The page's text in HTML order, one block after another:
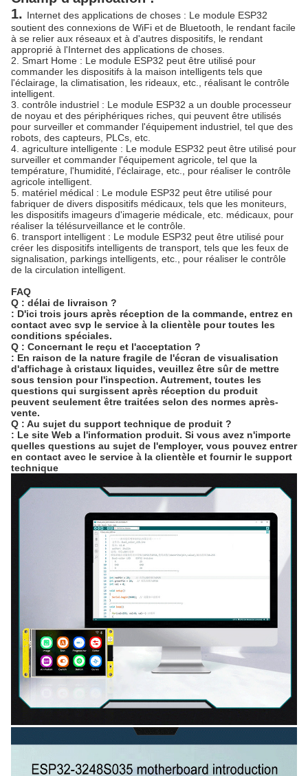
1. Internet des applications de choses : Le module ESP32
soutient des connexions de WiFi et de Bluetooth, le rendant facile
à se relier aux réseaux et à d'autres dispositifs, le rendant
approprié à l'Internet des applications de choses.
2. Smart Home : Le module ESP32 peut être utilisé pour
commander les dispositifs à la maison intelligents tels que
l'éclairage, la climatisation, les rideaux, etc., réalisant le contrôle
intelligent.
3. contrôle industriel : Le module ESP32 a un double processeur
de noyau et des périphériques riches, qui peuvent être utilisés
pour surveiller et commander l'équipement industriel, tel que des
robots, des capteurs, PLCs, etc.
4. agriculture intelligente : Le module ESP32 peut être utilisé pour
surveiller et commander l'équipement agricole, tel que la
température, l'humidité, l'éclairage, etc., pour réaliser le contrôle
agricole intelligent.
5. matériel médical : Le module ESP32 peut être utilisé pour
fabriquer de divers dispositifs médicaux, tels que les moniteurs,
les dispositifs imageurs d'imagerie médicale, etc. médicaux, pour
réaliser la télésurveillance et le contrôle.
6. transport intelligent : Le module ESP32 peut être utilisé pour
créer les dispositifs intelligents de transport, tels que les feux de
signalisation, parkings intelligents, etc., pour réaliser le contrôle
de la circulation intelligent.
FAQ
Q : délai de livraison ?
: D'ici trois jours après réception de la commande, entrez en
contact avec svp le service à la clientèle pour toutes les
conditions spéciales.
Q : Concernant le reçu et l'acceptation ?
: En raison de la nature fragile de l'écran de visualisation
d'affichage à cristaux liquides, veuillez être sûr de mettre
sous tension pour l'inspection. Autrement, toutes les
questions qui surgissent après réception du produit
peuvent seulement être traitées selon des normes après-
vente.
Q : Au sujet du support technique de produit ?
: Le site Web a l'information produit. Si vous avez n'importe
quelles questions au sujet de l'employer, vous pouvez entrer
en contact avec le service à la clientèle et fournir le support
technique